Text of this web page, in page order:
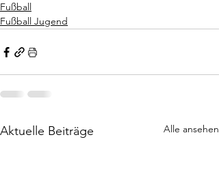
Fußball
Fußball Jugend
Aktuelle Beiträge Alle ansehen